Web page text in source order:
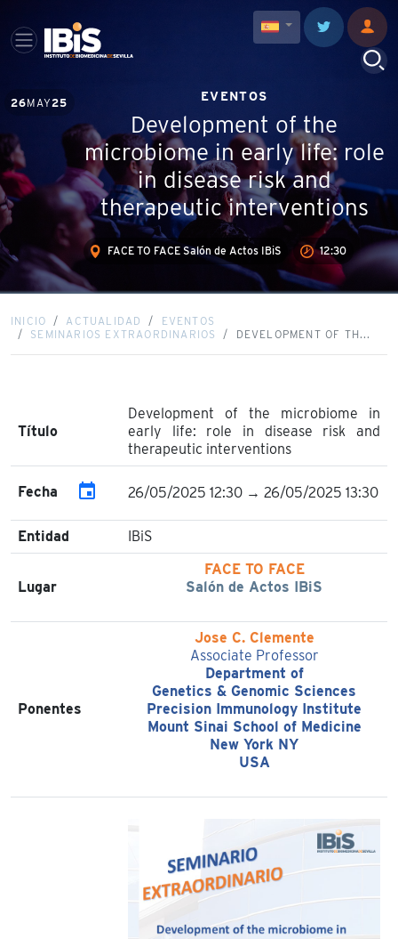
26MAY 25 EVENTOS
Development of the
microbiome in early life: role
in disease risk and
therapeutic interventions
FACE TO FACE Salón de Actos IBiS 12:30
INICIO ACTUALIDAD
EVENTOS
SEMINARIOS EXTRAORDINARIOS
DEVELOPMENT OF TH...
Título
Development of the microbiome in
early life: role in disease risk and
therapeutic interventions
Fecha event 26/05/2025 12:30 → 26/05/2025 13:30
Entidad IBiS
Lugar
FACE TO FACE
Salón de Actos IBiS
Ponentes
Jose C. Clemente
Associate Professor
Department of
Genetics & Genomic Sciences
Precision Immunology Institute
Mount Sinai School of Medicine
New York NY
USA